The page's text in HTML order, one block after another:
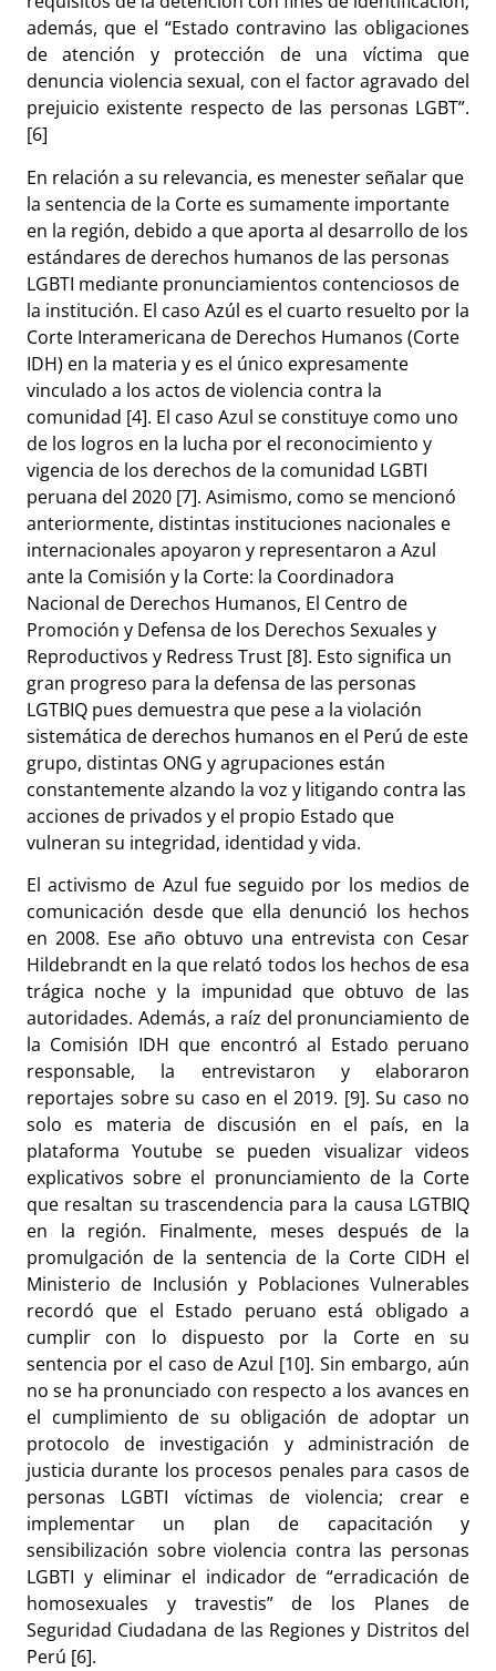
además, que el “Estado contravino las obligaciones
de atención y protección de una víctima que
denuncia violencia sexual, con el factor agravado del
prejuicio existente respecto de las personas LGBT”.
[6]
En relación a su relevancia, es menester señalar que
la sentencia de la Corte es sumamente importante
en la región, debido a que aporta al desarrollo de los
estándares de derechos humanos de las personas
LGBTI mediante pronunciamientos contenciosos de
la institución. El caso Azúl es el cuarto resuelto por la
Corte Interamericana de Derechos Humanos (Corte
IDH) en la materia y es el único expresamente
vinculado a los actos de violencia contra la
comunidad [4]. El caso Azul se constituye como uno
de los logros en la lucha por el reconocimiento y
vigencia de los derechos de la comunidad LGBTI
peruana del 2020 [7]. Asimismo, como se mencionó
anteriormente, distintas instituciones nacionales e
internacionales apoyaron y representaron a Azul
ante la Comisión y la Corte: la Coordinadora
Nacional de Derechos Humanos, El Centro de
Promoción y Defensa de los Derechos Sexuales y
Reproductivos y Redress Trust [8]. Esto significa un
gran progreso para la defensa de las personas
LGTBIQ pues demuestra que pese a la violación
sistemática de derechos humanos en el Perú de este
grupo, distintas ONG y agrupaciones están
constantemente alzando la voz y litigando contra las
acciones de privados y el propio Estado que
vulneran su integridad, identidad y vida.
El activismo de Azul fue seguido por los medios de
comunicación desde que ella denunció los hechos
en 2008. Ese año obtuvo una entrevista con Cesar
Hildebrandt en la que relató todos los hechos de esa
trágica noche y la impunidad que obtuvo de las
autoridades. Además, a raíz del pronunciamiento de
la Comisión IDH que encontró al Estado peruano
responsable, la entrevistaron y elaboraron
reportajes sobre su caso en el 2019. [9]. Su caso no
solo es materia de discusión en el país, en la
plataforma Youtube se pueden visualizar videos
explicativos sobre el pronunciamiento de la Corte
que resaltan su trascendencia para la causa LGTBIQ
en la región. Finalmente, meses después de la
promulgación de la sentencia de la Corte CIDH el
Ministerio de Inclusión y Poblaciones Vulnerables
recordó que el Estado peruano está obligado a
cumplir con lo dispuesto por la Corte en su
sentencia por el caso de Azul [10]. Sin embargo, aún
no se ha pronunciado con respecto a los avances en
el cumplimiento de su obligación de adoptar un
protocolo de investigación y administración de
justicia durante los procesos penales para casos de
personas LGBTI víctimas de violencia; crear e
implementar un plan de capacitación y
sensibilización sobre violencia contra las personas
LGBTI y eliminar el indicador de “erradicación de
homosexuales y travestis” de los Planes de
Seguridad Ciudadana de las Regiones y Distritos del
Perú [6].